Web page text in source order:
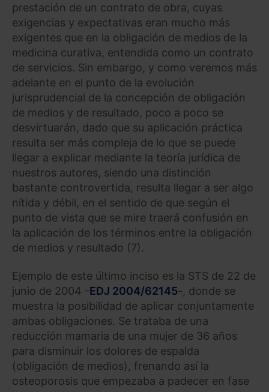
prestación de un contrato de obra, cuyas
exigencias y expectativas eran mucho más
exigentes que en la obligación de medios de la
medicina curativa, entendida como un contrato
de servicios. Sin embargo, y como veremos más
adelante en el punto de la evolución
jurisprudencial de la concepción de obligación
de medios y de resultado, poco a poco se
desvirtuarán, dado que su aplicación práctica
resulta ser más compleja de lo que se puede
llegar a explicar mediante la teoría jurídica de
nuestros autores, siendo una distinción
bastante controvertida, resulta llegar a ser algo
nítida y débil, en el sentido de que según el
punto de vista que se mire traerá confusión en
la aplicación de los términos entre la obligación
de medios y resultado (7).
Ejemplo de este último inciso es la STS de 22 de
junio de 2004 -EDJ 2004/62145-, donde se
muestra la posibilidad de aplicar conjuntamente
ambas obligaciones. Se trataba de una
reducción mamaria de una mujer de 36 años
para disminuir los dolores de espalda
(obligación de medios), frenando así la
osteoporosis que empezaba a padecer en fase